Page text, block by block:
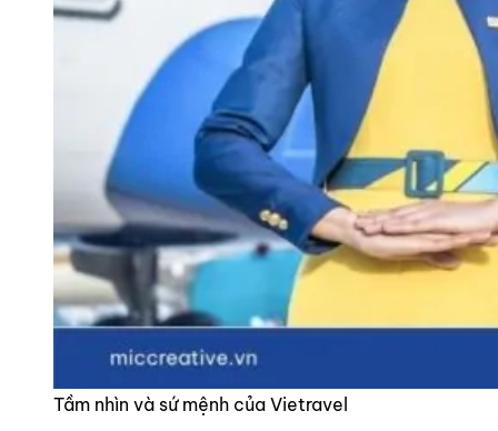
Tầm nhìn và sứ mệnh của Vietravel